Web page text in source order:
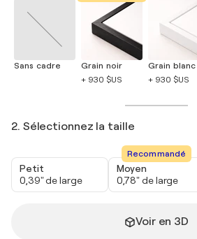
Sans cadre
Grain noir
+ 930 $US
Grain blanc
+ 930 $US
2. Sélectionnez la taille
Petit
0,39" de large
Recommandé
Moyen
0,78" de large
Voir en 3D